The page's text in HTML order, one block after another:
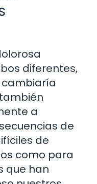
diferentes,
a
de
de
como para
que han